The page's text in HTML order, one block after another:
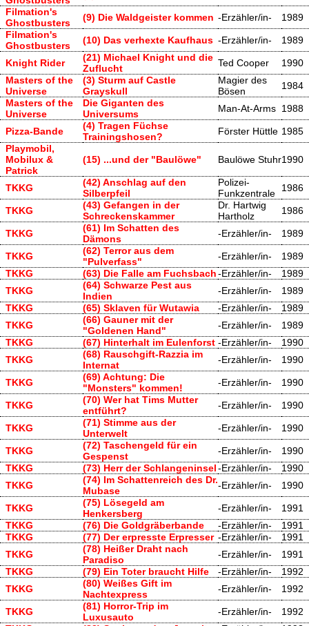
Filmation's
Ghostbusters
(9) Die Waldgeister kommen -Erzähler/in-
1989
Filmation's
Ghostbusters
(10) Das verhexte Kaufhaus -Erzähler/in- 1989
Knight Rider
(21) Michael Knight und die
Zuflucht
Ted Cooper
1990
Masters of the
Universe
(3) Sturm auf Castle
Grayskull
Magier des
Bösen
1984
Masters of the
Universe
Die Giganten des
Universums
Man-At-Arms 1988
Pizza-Bande
(4) Tragen Füchse
Trainingshosen?
Förster Hüttle 1985
Playmobil,
Mobilux &
Patrick
(15) ...und der "Baulöwe" Baulöwe Stuhr1990
TKKG
(42) Anschlag auf den
Silberpfeil
Polizei-
Funkzentrale
1986
TKKG
(43) Gefangen in der
Schreckenskammer
Dr. Hartwig
Hartholz
1986
TKKG
(61) Im Schatten des
Dämons
-Erzähler/in- 1989
TKKG
(62) Terror aus dem
"Pulverfass"
-Erzähler/in-
1989
TKKG
(63) Die Falle am Fuchsbach-Erzähler/in-
1989
TKKG
(64) Schwarze Pest aus
Indien
-Erzähler/in-
1989
TKKG
(65) Sklaven für Wutawia -Erzähler/in-
1989
TKKG
(66) Gauner mit der
"Goldenen Hand"
-Erzähler/in-
1989
TKKG
(67) Hinterhalt im Eulenforst -Erzähler/in-
1990
TKKG
(68) Rauschgift-Razzia im
Internat
-Erzähler/in- 1990
TKKG
(69) Achtung: Die
"Monsters" kommen!
-Erzähler/in- 1990
TKKG
(70) Wer hat Tims Mutter
entführt?
-Erzähler/in- 1990
TKKG
(71) Stimme aus der
Unterwelt
-Erzähler/in- 1990
TKKG
(72) Taschengeld für ein
Gespenst
-Erzähler/in-
1990
TKKG
(73) Herr der Schlangeninsel-Erzähler/in-
1990
TKKG
(74) Im Schattenreich des Dr.
Mubase
-Erzähler/in- 1990
TKKG
(75) Lösegeld am
Henkersberg
-Erzähler/in-
1991
TKKG
(76) Die Goldgräberbande -Erzähler/in-
1991
TKKG
(77) Der erpresste Erpresser -Erzähler/in-
1991
TKKG
(78) Heißer Draht nach
Paradiso
-Erzähler/in-
1991
TKKG
(79) Ein Toter braucht Hilfe -Erzähler/in-
1992
TKKG
(80) Weißes Gift im
Nachtexpress
-Erzähler/in- 1992
TKKG
(81) Horror-Trip im
Luxusauto
-Erzähler/in-
1992